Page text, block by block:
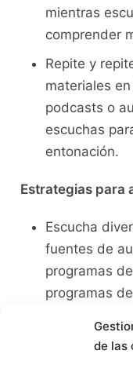
de las
mientras
comprender
Repite⁤ y
materiales
podcasts o
escuchas
entonación.
Estrategias para
Escucha
‌fuentes de
programas
programas
vocabulario.